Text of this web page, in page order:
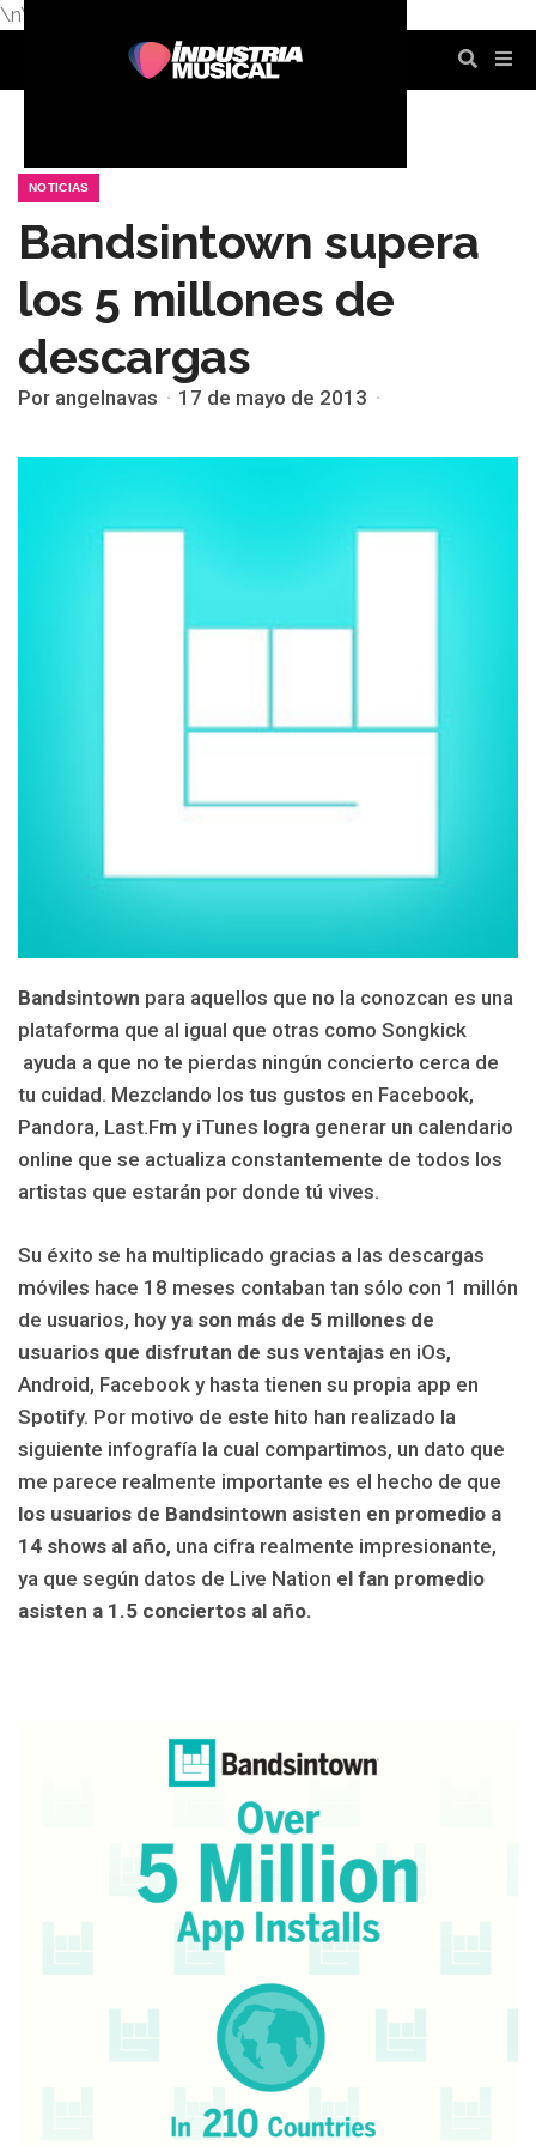
\n\n
NOTICIAS
Bandsintown supera
los 5 millones de
descargas
Por angelnavas 17 de mayo de 2013
Bandsintown para aquellos que no la conozcan es una
plataforma que al igual que otras como Songkick
ayuda a que no te pierdas ningún concierto cerca de
tu cuidad. Mezclando los tus gustos en Facebook,
Pandora, Last.Fm y iTunes logra generar un calendario
online que se actualiza constantemente de todos los
artistas que estarán por donde tú vives.
Su éxito se ha multiplicado gracias a las descargas
móviles hace 18 meses contaban tan sólo con 1 millón
de usuarios, hoyya son más de 5 millones de
usuarios que disfrutan de sus ventajas en iOs,
Android, Facebook y hasta tienen su propia app en
Spotify. Por motivo de este hito han realizado la
siguiente infografía la cual compartimos, un dato que
me parece realmente importante es el hecho de que
los usuarios de Bandsintown asisten en promedio a
14 shows al año, una cifra realmente impresionante,
ya que según datos de Live Nation el fan promedio
asisten a 1.5 conciertos al año.